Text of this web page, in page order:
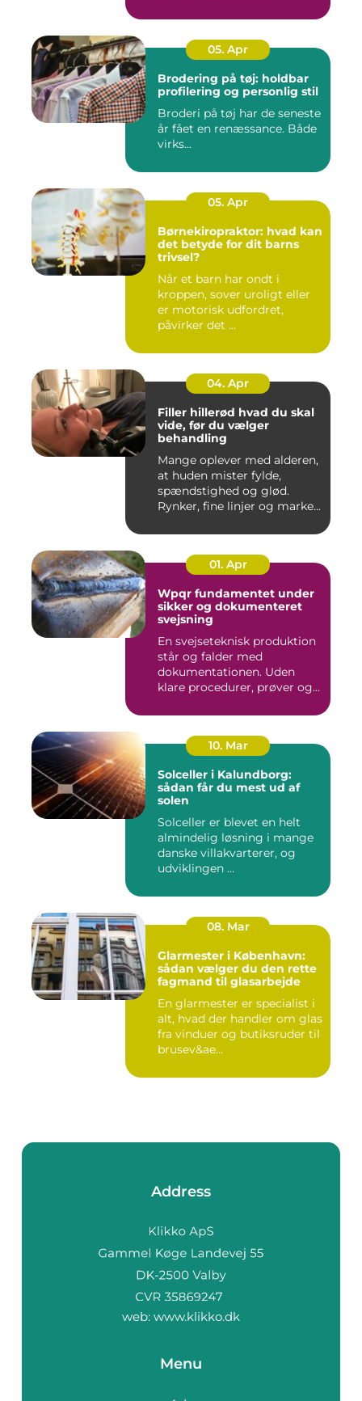
05. Apr
Brodering på tøj: holdbar
profilering og personlig stil
Broderi på tøj har de seneste
år fået en renæssance. Både
virks...
05. Apr
Børnekiropraktor: hvad kan
det betyde for dit barns
trivsel?
Når et barn har ondt i
kroppen, sover uroligt eller
er motorisk udfordret,
påvirker det ...
04. Apr
Filler hillerød hvad du skal
vide, før du vælger
behandling
Mange oplever med alderen,
at huden mister fylde,
spændstighed og glød.
Rynker, fine linjer og marke...
01. Apr
Wpqr fundamentet under
sikker og dokumenteret
svejsning
En svejseteknisk produktion
står og falder med
dokumentationen. Uden
klare procedurer, prøver og
10. Mar
Solceller i Kalundborg:
sådan får du mest ud af
solen
Solceller er blevet en helt
almindelig løsning i mange
danske villakvarterer, og
udviklingen ...
08. Mar
Glarmester i København:
sådan vælger du den rette
fagmand til glasarbejde
En glarmester er specialist i
alt, hvad der handler om glas
fra vinduer og butiksruder til
brusev&ae...
Address
web: www.klikko.dk
Menu